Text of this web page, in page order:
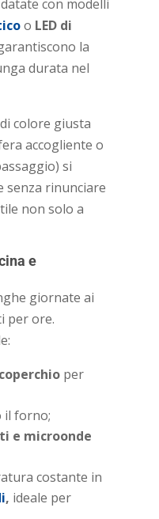
con modelli
o LED di
la
durata nel
colore giusta
accogliente o
si
senza rinunciare
non solo a
e
giornate ai
per ore.
per
il forno;
e microonde
costante in
, ideale per